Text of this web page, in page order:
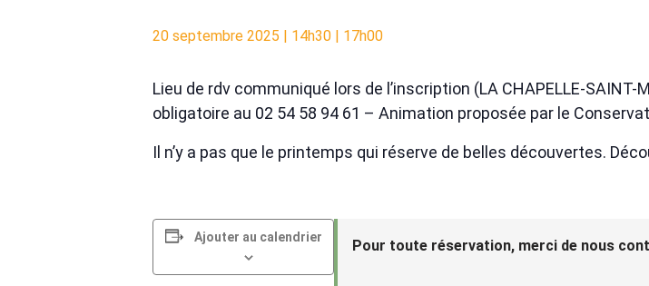
20 septembre 2025 | 14h30 | 17h00
Lieu de rdv communiqué lors de l’inscription (LA CHAPELLE-
obligatoire au 02 54 58 94 61 – Animation proposée par le
Il n’y a pas que le printemps qui réserve de belles découvertes.
Ajouter au calendrier Pour toute réservation, merci de nous